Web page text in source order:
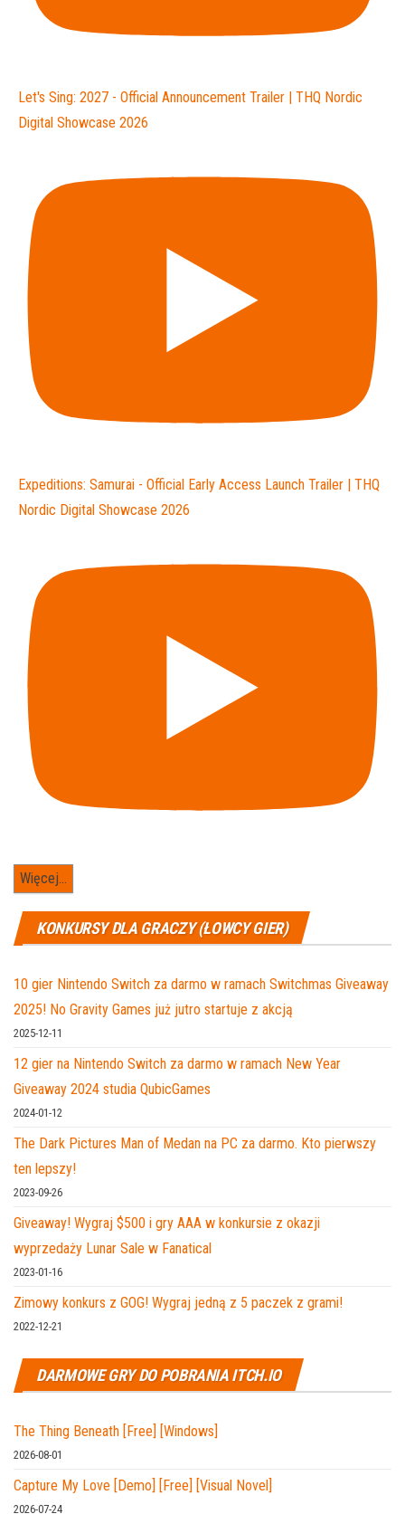
Let's Sing: 2027 - Official Announcement Trailer | THQ Nordic
Digital Showcase 2026
Expeditions: Samurai - Official Early Access Launch Trailer | THQ
Nordic Digital Showcase 2026
Więcej...
KONKURSY DLA GRACZY (ŁOWCY GIER)
10 gier Nintendo Switch za darmo w ramach Switchmas Giveaway
2025! No Gravity Games już jutro startuje z akcją
2025-12-11
12 gier na Nintendo Switch za darmo w ramach New Year
Giveaway 2024 studia QubicGames
2024-01-12
The Dark Pictures Man of Medan na PC za darmo. Kto pierwszy
ten lepszy!
2023-09-26
Giveaway! Wygraj $500 i gry AAA w konkursie z okazji
wyprzedaży Lunar Sale w Fanatical
2023-01-16
Zimowy konkurs z GOG! Wygraj jedną z 5 paczek z grami!
2022-12-21
DARMOWE GRY DO POBRANIA ITCH.IO
The Thing Beneath [Free] [Windows]
2026-08-01
Capture My Love [Demo] [Free] [Visual Novel]
2026-07-24